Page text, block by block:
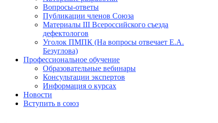
Вопросы-ответы
Публикации членов Союза
Материалы III Всероссийского съезда
дефектологов
Уголок ПМПК (На вопросы отвечает Е.А.
Безуглова)
Профессиональное обучение
Образовательные вебинары
Консультации экспертов
Информация о курсах
Новости
Вступить в союз